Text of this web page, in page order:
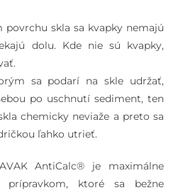
povrchu skla sa kvapky nemajú
dolu. Kde nie sú kvapky,
sa podarí na skle udržať,
po uschnutí sediment, ten
chemicky neviaže a preto sa
ľahko utrieť.
AntiCalc® je maximálne
ktoré sa bežne